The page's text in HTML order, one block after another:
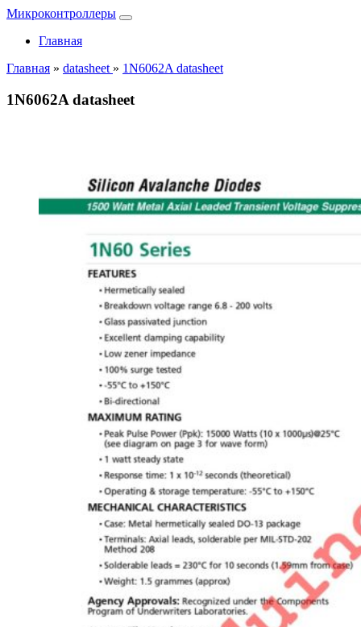
Микроконтроллеры
Главная
Главная » datasheet » 1N6062A datasheet
1N6062A datasheet